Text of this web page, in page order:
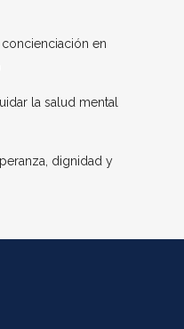
en
la salud mental
dignidad y